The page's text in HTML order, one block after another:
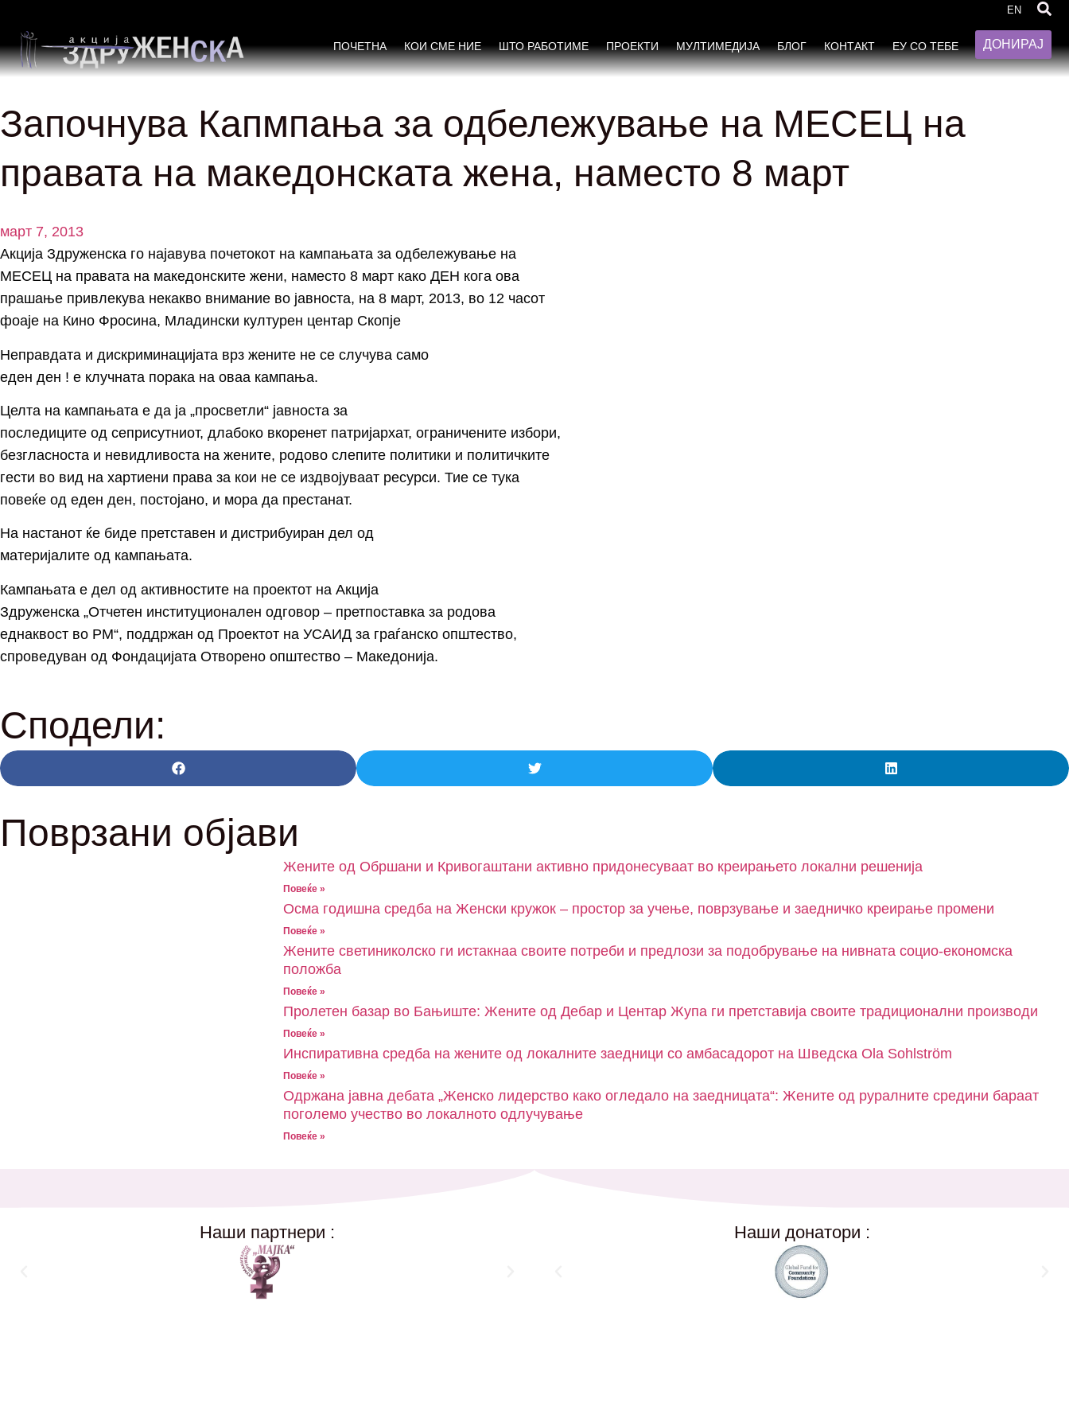
EN
ПОЧЕТНА КОИ СМЕ НИЕ ШТО РАБОТИМЕ ПРОЕКТИ МУЛТИМЕДИЈА БЛОГ КОНТАКТ ЕУ СО ТЕБЕ ДОНИРАЈ
Започнува Капмпања за одбележување на МЕСЕЦ на
правата на македонската жена, наместо 8 март
март 7, 2013
Акција Здруженска го најавува почетокот на кампањата за одбележување на
МЕСЕЦ на правата на македонските жени, наместо 8 март како ДЕН кога ова
прашање привлекува некакво внимание во јавноста, на 8 март, 2013, во 12 часот
фоаје на Кино Фросина, Младински културен центар Скопје
Неправдата и дискриминацијата врз жените не се случува само
еден ден ! е клучната порака на оваа кампања.
Целта на кампањата е да ја „просветли“ јавноста за
последиците од сеприсутниот, длабоко вкоренет патријархат, ограничените избори,
безгласноста и невидливоста на жените, родово слепите политики и политичките
гести во вид на хартиени права за кои не се издвојуваат ресурси. Тие се тука
повеќе од еден ден, постојано, и мора да престанат.
На настанот ќе биде претставен и дистрибуиран дел од
материјалите од кампањата.
Кампањата е дел од активностите на проектот на Акција
Здруженска „Отчетен институционален одговор – претпоставка за родова
еднаквост во РМ“, поддржан од Проектот на УСАИД за граѓанско општество,
спроведуван од Фондацијата Отворено општество – Македонија.
Сподели:
Поврзани објави
Жените од Обршани и Кривогаштани активно придонесуваат во креирањето локални решенија
Повеќе »
Oсма годишна средба на Женски кружок – простор за учење, поврзување и заедничко креирање промени
Повеќе »
Жените светиниколско ги истакнаа своите потреби и предлози за подобрување на нивната социо-економска
положба
Повеќе »
Пролетен базар во Бањиште: Жените од Дебар и Центар Жупа ги претставија своите традиционални производи
Повеќе »
Инспиративна средба на жените од локалните заедници со амбасадорот на Шведска Ola Sohlström
Повеќе »
Одржана јавна дебата „Женско лидерство како огледало на заедницата“: Жените од руралните средини бараат
поголемо учество во локалното одлучување
Повеќе »
Наши партнери : Наши донатори :